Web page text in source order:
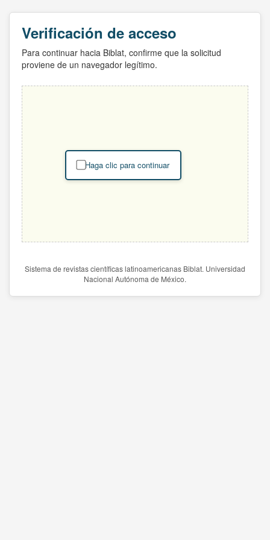
Verificación de acceso
Para continuar hacia Biblat, confirme que la solicitud
proviene de un navegador legítimo.
Haga clic para continuar
Sistema de revistas científicas latinoamericanas Biblat. Universidad
Nacional Autónoma de México.